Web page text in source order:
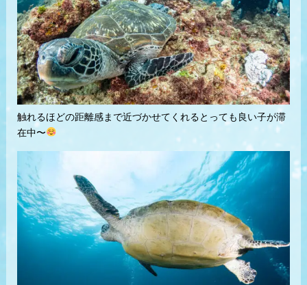
触れるほどの距離感まで近づかせてくれるとっても良い子が滞
在中〜